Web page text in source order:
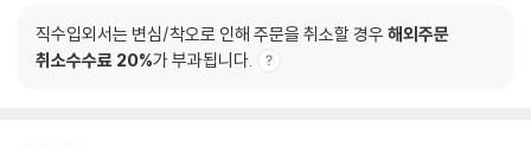
직수입외서는 변심/착오로 인해 주문을 취소할 경우 해외주문
취소수수료 20%가 부과됩니다.